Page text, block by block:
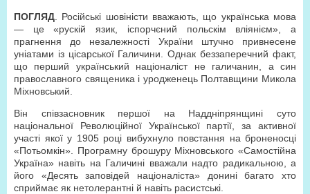
ПОГЛЯД . Російські шовіністи вважають, що українська мова
— це «рускій язик, іспорчєний польскім вліянієм», а
прагнення до незалежності України штучно привнесене
уніатами із цісарської Галичини. Однак беззаперечний факт,
що перший український націоналіст не галичанин, а син
православного священика і уродженець Полтавщини Микола
Міхновський.
Він співзасновник першої на Наддніпрянщині суто
національної Революційної Української партії, за активної
участі якої у 1905 році вибухнуло повстання на броненосці
«Потьомкін». Програмну брошуру Міхновського «Самостійна
Україна» навіть на Галичині вважали надто радикальною, а
його «Десять заповідей націоналіста» донині багато хто
сприймає як нетолерантні й навіть расистські.